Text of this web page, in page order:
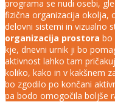
programa se nudi osebi,
fizična organizacija okolja,
delovni sistemi in vizualno
organizacija prostora bo
kje, dnevni urnik ji bo
aktivnost lahko tam
koliko, kako in v kakšnem
bo zgodilo po končani
pa bodo omogočila boljše